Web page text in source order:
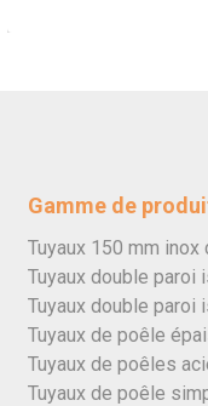
Gamme de
Tuyaux 150 mm
Tuyaux double paroi
Tuyaux double paroi
Tuyaux de poêle
Tuyaux de poêles
Tuyaux de poêle